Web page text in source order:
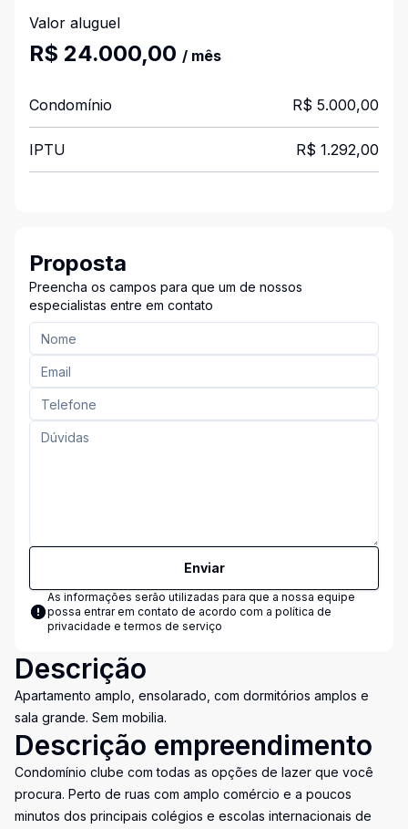
Valor aluguel
R$ 24.000,00 / mês
Condomínio R$ 5.000,00
IPTU R$ 1.292,00
Proposta
Preencha os campos para que um de nossos
especialistas entre em contato
Enviar
As informações serão utilizadas para que a nossa equipe
possa entrar em contato de acordo com a política de
privacidade e termos de serviço
Descrição
Apartamento amplo, ensolarado, com dormitórios amplos e
sala grande. Sem mobilia.
Descrição empreendimento
Condomínio clube com todas as opções de lazer que você
procura. Perto de ruas com amplo comércio e a poucos
minutos dos principais colégios e escolas internacionais de